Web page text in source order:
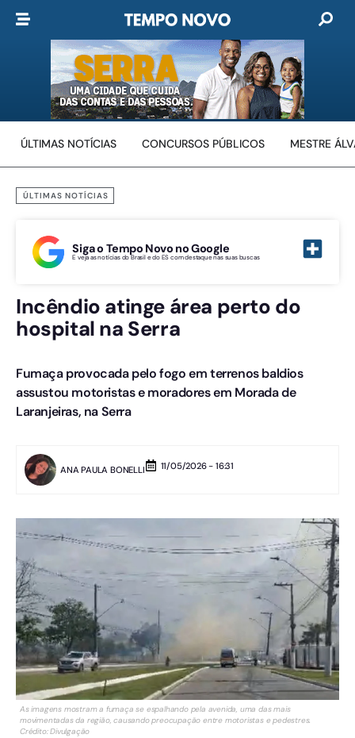
ÚLTIMAS NOTÍCIAS CONCURSOS PÚBLICOS MESTRE
ÚLTIMAS NOTÍCIAS
Siga o Tempo Novo no Google
E veja as notícias do Brasil e do ES com destaque nas suas buscas
Incêndio atinge área perto do
hospital na Serra
Fumaça provocada pelo fogo em terrenos baldios
assustou motoristas e moradores em Morada de
Laranjeiras, na Serra
ANA PAULA BONELLI 11/05/2026 - 16:31
As imagens mostram a fumaça se espalhando pela avenida, uma das mais
movimentadas da região, causando preocupação entre motoristas e pedestres.
Crédito: Divulgação